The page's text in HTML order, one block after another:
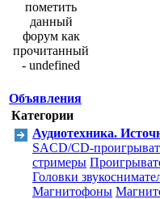
Объявления
Категории
Аудиотехника.
SACD/CD-
стримеры
Головки
Магнитофоны